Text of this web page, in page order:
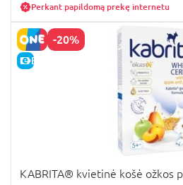
Perkant papildomą prekę internetu
-20%
E-KAINA
KABRITA® kvietinė košė ožkos